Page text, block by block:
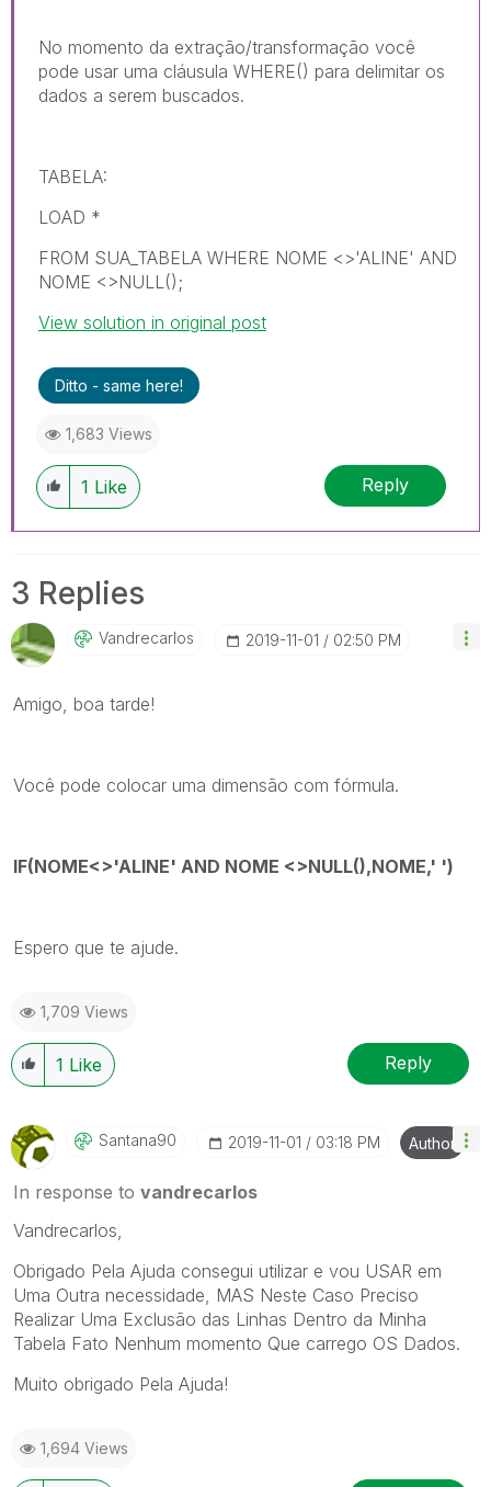
No momento da extração/transformação você
pode usar uma cláusula WHERE() para delimitar os
dados a serem buscados.
TABELA:
LOAD *
FROM SUA_TABELA WHERE NOME <>'ALINE' AND
NOME <>NULL();
View solution in original post
Ditto - same here!
1,683 Views
1 Like Reply
3 Replies
Vandrecarlos ‎2019-11-01 02:50 PM
Amigo, boa tarde!
Você pode colocar uma dimensão com fórmula.
IF(NOME<>'ALINE' AND NOME <>NULL(),NOME,' ')
Espero que te ajude.
1,709 Views
1 Like Reply
Santana90 ‎2019-11-01 03:18 PM Author
In response to vandrecarlos
Vandrecarlos,
Obrigado Pela Ajuda consegui utilizar e vou USAR em
Uma Outra necessidade, MAS Neste Caso Preciso
Realizar Uma Exclusão das Linhas Dentro da Minha
Tabela Fato Nenhum momento Que carrego OS Dados.
Muito obrigado Pela Ajuda!
1,694 Views